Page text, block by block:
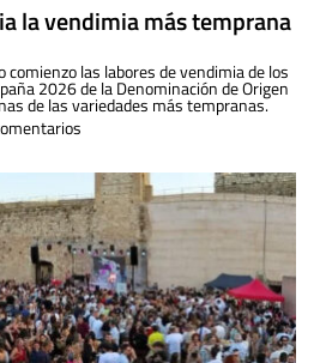
la vendimia más temprana
comienzo las labores de vendimia de los
2026 de la Denominación de Origen
de las variedades más tempranas.